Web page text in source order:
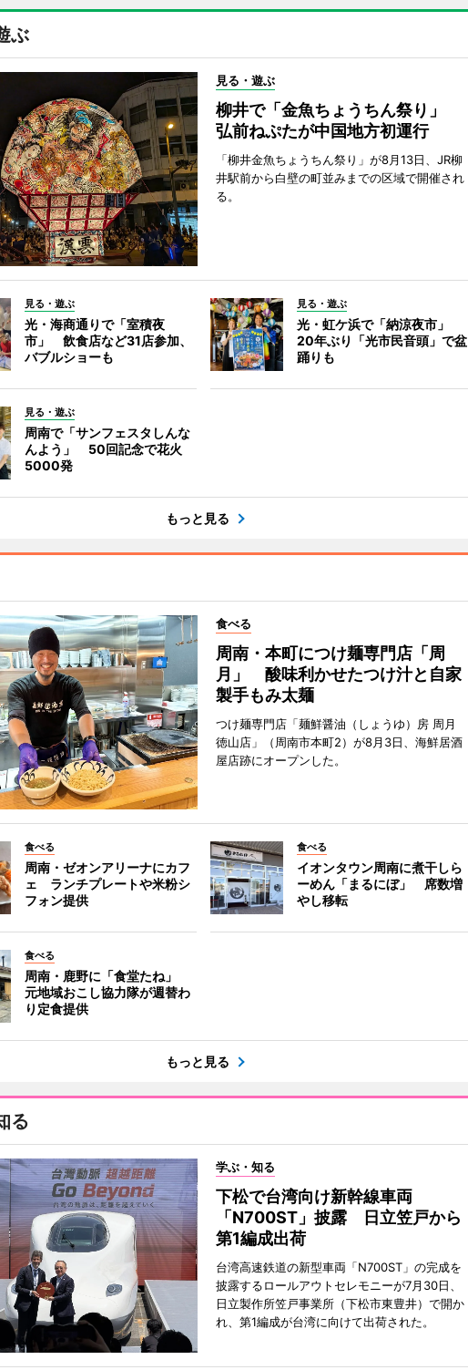
ぶ
見る・遊ぶ
柳井で「金魚ちょうちん祭り」
弘前ねぷたが中国地方初運行
「柳井金魚ちょうちん祭り」が8月13日、JR柳
井駅前から白壁の町並みまでの区域で開催され
る。
見る・遊ぶ
光・海商通りで「室積夜
市」 飲食店など31店参加、
バブルショーも
見る・遊ぶ
光・虹ケ浜で「納涼夜市」
20年ぶり「光市民音頭」で盆
踊りも
見る・遊ぶ
周南で「サンフェスタしんな
んよう」 50回記念で花火
5000発
もっと見る
食べる
周南・本町につけ麺専門店「周
月」 酸味利かせたつけ汁と自家
製手もみ太麺
つけ麺専門店「麺鮮醤油（しょうゆ）房 周月
徳山店」（周南市本町2）が8月3日、海鮮居酒
屋店跡にオープンした。
食べる
周南・ゼオンアリーナにカフ
ェ ランチプレートや米粉シ
フォン提供
食べる
イオンタウン周南に煮干しら
ーめん「まるにぼ」 席数増
やし移転
食べる
周南・鹿野に「食堂たね」
元地域おこし協力隊が週替わ
り定食提供
もっと見る
る
学ぶ・知る
下松で台湾向け新幹線車両
「N700ST」披露 日立笠戸から
第1編成出荷
台湾高速鉄道の新型車両「N700ST」の完成を
披露するロールアウトセレモニーが7月30日、
日立製作所笠戸事業所（下松市東豊井）で開か
れ、第1編成が台湾に向けて出荷された。